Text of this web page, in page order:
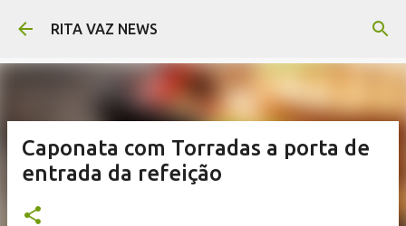
Pular para o conteúdo principal
RITA VAZ NEWS
Caponata com Torradas a porta de
entrada da refeição